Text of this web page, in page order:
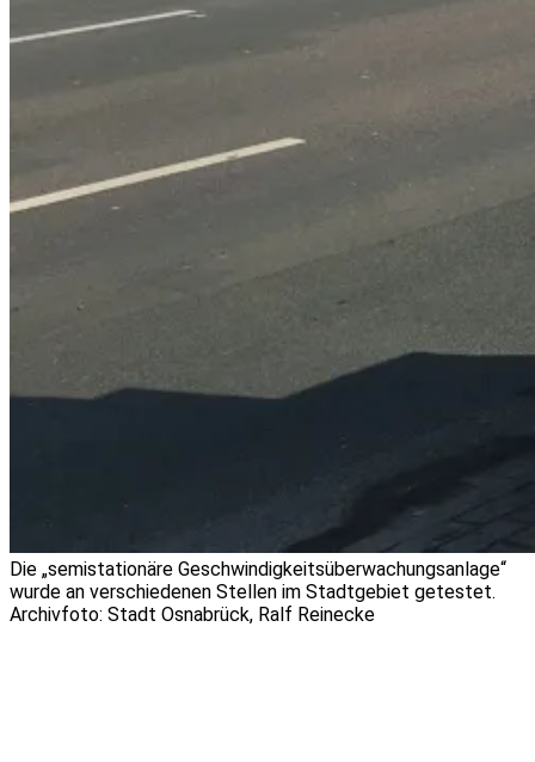
Die „semistationäre Geschwindigkeitsüberwachungsanlage“
wurde an verschiedenen Stellen im Stadtgebiet getestet.
Archivfoto: Stadt Osnabrück, Ralf Reinecke